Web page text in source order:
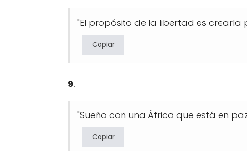
"El propósito de la libertad es crearla
Copiar
9.
"Sueño con una África que está en
Copiar